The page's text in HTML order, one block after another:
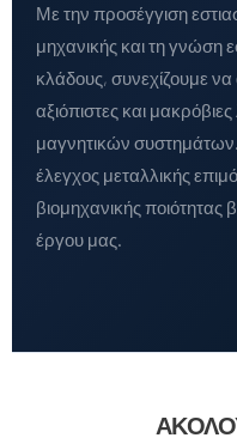
Με την προσέγγιση
μηχανικής και τη γνώση
κλάδους, συνεχίζουμε
αξιόπιστες και
μαγνητικών
έλεγχος μεταλλικής
βιομηχανικής ποιότητας
έργου μας.